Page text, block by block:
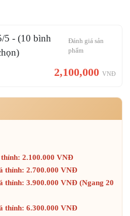
5 - (10 bình
Đánh giá sản
phẩm
2,100,000 VNĐ
2.100.000 VNĐ
thỉnh: 2.700.000 VNĐ
thỉnh: 3.900.000 VNĐ (Ngang 20
thỉnh: 6.300.000 VNĐ